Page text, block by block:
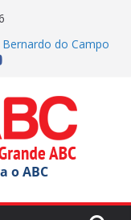
Bernardo do Campo
infantis aos
apoio do
até
o ABC